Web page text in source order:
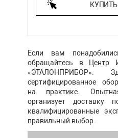
Если вам
обращайтесь в Центр
«ЭТАЛОНПРИБОР».
сертифицированное
на практике.
организует доставку
квалифицированные
правильный выбор.